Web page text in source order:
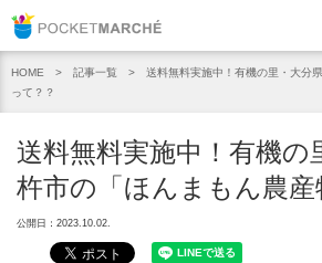
Pocket
HOME 記事一覧
送料無料実施中！有機の里・大分
って？？
送料無料実施中！有機の
杵市の「ほんまもん農産
公開日：2023.10.02.